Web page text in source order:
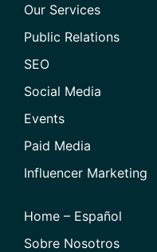
Our Services
Public Relations
SEO
Social Media
Events
Paid Media
Influencer Marketing
Home – Español
Sobre Nosotros